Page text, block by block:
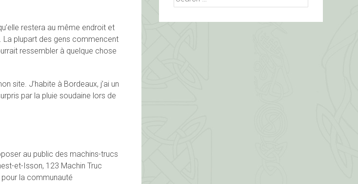
restera au même endroit et
La plupart des gens commencent
ressembler à quelque chose
site. J’habite à Bordeaux, j’ai un
par la pluie soudaine lors de
au public des machins-trucs
et-Isson, 123 Machin Truc
la communauté
for: